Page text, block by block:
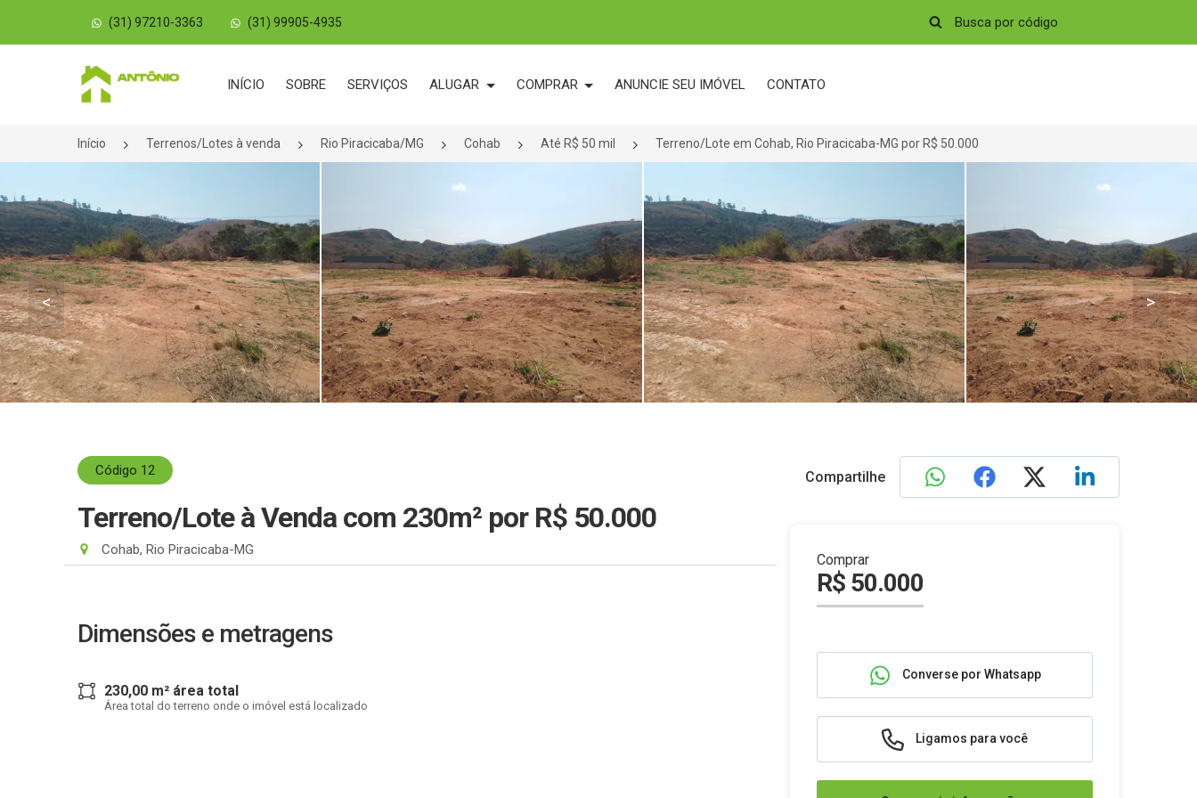
(31) 97210-3363 (31) 99905-4935
Página inicial
INÍCIO SOBRE SERVIÇOS ALUGAR COMPRAR ANUNCIE SEU IMÓVEL CONTATO
Início Terrenos/Lotes à venda Rio Piracicaba/MG Cohab Até R$ 50 mil Terreno/Lote em Cohab, Rio Piracicaba-MG por R$ 50.000
< >
Código 12
Terreno/Lote à Venda com 230m² por R$ 50.000
Cohab, Rio Piracicaba-MG
Dimensões e metragens
230,00 m² área total
Área total do terreno onde o imóvel está localizado
Compartilhe
Comprar
R$ 50.000
Converse por Whatsapp
Ligamos para você